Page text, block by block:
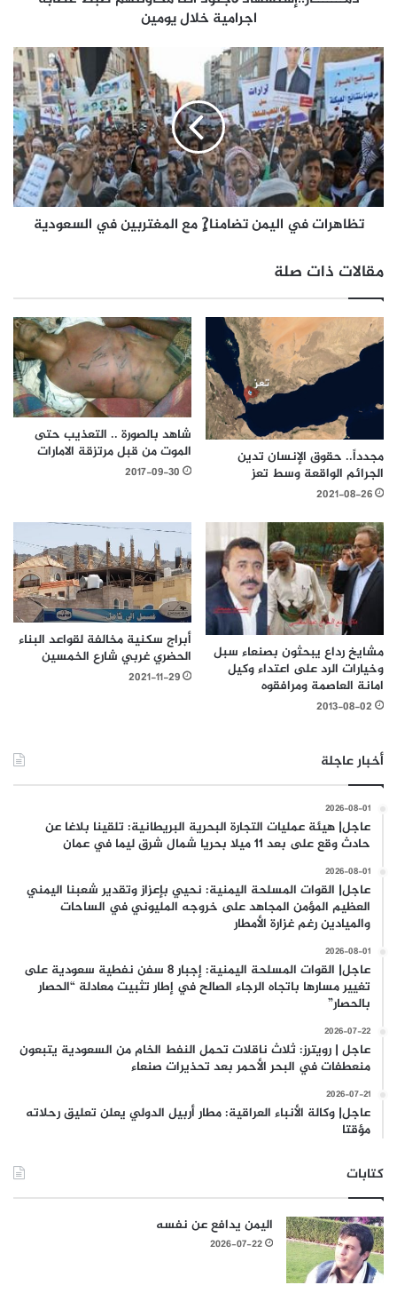
اجرامية خلال يومين
تظاهرات في اليمن تضامنا?ٍ مع المغتربين في السعودية
مقالات ذات صلة
مجدداً.. حقوق الإنسان تدين
الجرائم الواقعة وسط تعز
2021-08-26
شاهد بالصورة .. التعذيب حتى
الموت من قبل مرتزقة الامارات
2017-09-30
مشايخ رداع يبحثون بصنعاء سبل
وخيارات الرد على اعتداء وكيل
امانة العاصمة ومرافقوه
2013-08-02
أبراج سكنية مخالفة لقواعد البناء
الحضري غربي شارع الخمسين
2021-11-29
أخبار عاجلة
2026-08-01
عاجل| هيئة عمليات التجارة البحرية البريطانية: تلقينا بلاغا عن
حادث وقع على بعد 11 ميلا بحريا شمال شرق ليما في عمان
2026-08-01
عاجل| القوات المسلحة اليمنية: نحيي بإعزاز وتقدير شعبنا اليمني
العظيم المؤمن المجاهد على خروجه المليوني في الساحات
والميادين رغم غزارة الأمطار
2026-08-01
عاجل| القوات المسلحة اليمنية: إجبار 8 سفن نفطية سعودية على
تغيير مسارها باتجاه الرجاء الصالح في إطار تثبيت معادلة “الحصار
بالحصار”
2026-07-22
عاجل | رويترز: ثلاث ناقلات تحمل النفط الخام من السعودية يتبعون
منعطفات في البحر الأحمر بعد تحذيرات صنعاء
2026-07-21
عاجل| وكالة الأنباء العراقية: مطار أربيل الدولي يعلن تعليق رحلاته
مؤقتا
كتابات
اليمن يدافع عن نفسه
2026-07-22